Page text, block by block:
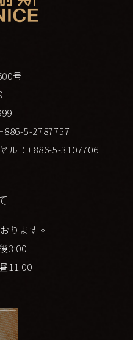
号
5-2787757
ル：+886-5-3107706
ります。
3:00
11:00